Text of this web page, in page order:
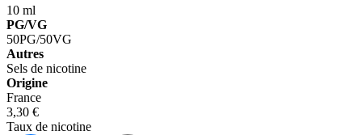
10 ml
PG/VG
50PG/50VG
Autres
Sels de nicotine
Origine
France
3,30 €
Taux de nicotine